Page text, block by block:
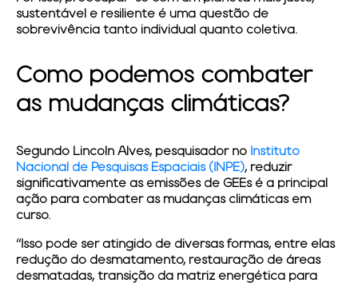
sustentável e resiliente é uma questão de
sobrevivência tanto individual quanto coletiva.
Como podemos combater
as mudanças climáticas?
Segundo Lincoln Alves, pesquisador no Instituto
Nacional de Pesquisas Espaciais (INPE), reduzir
significativamente as emissões de GEEs é a principal
ação para combater as mudanças climáticas em
curso.
“Isso pode ser atingido de diversas formas, entre elas
redução do desmatamento, restauração de áreas
desmatadas, transição da matriz energética para